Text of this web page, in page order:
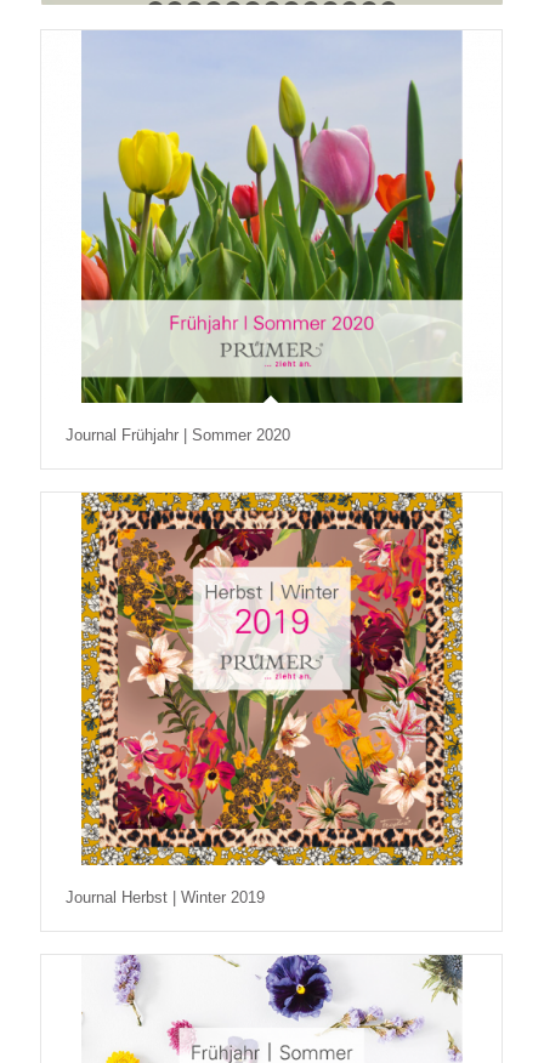
242526272829303132333435
Journal Frühjahr | Sommer 2020
Journal Herbst | Winter 2019